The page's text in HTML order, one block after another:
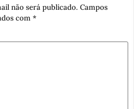
não será publicado. Campos
com *